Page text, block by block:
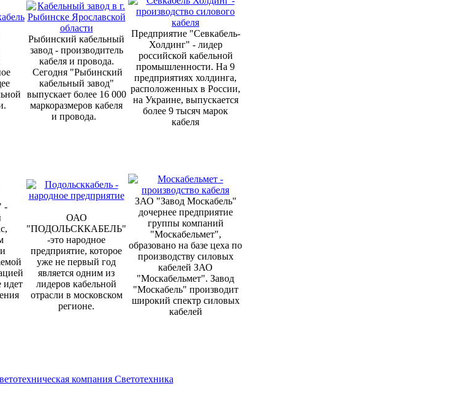
Рыбинский кабельный
завод - производитель
кабеля и провода.
Сегодня "Рыбинский
кабельный завод"
выпускает более 16 000
маркоразмеров кабеля
и провода.
Предприятие "Севкабель-
Холдинг" - лидер
российской кабельной
промышленности. На 9
предприятиях холдинга,
расположенных в России,
на Украине, выпускается
более 9 тысяч марок
кабеля
-
идет
ОАО
"ПОДОЛЬСККАБЕЛЬ"
-это народное
предприятие, которое
уже не первый год
является одним из
лидеров кабельной
отрасли в московском
регионе.
ЗАО "Завод Москабель"
дочернее предприятие
группы компаний
"Москабельмет",
образовано на базе цеха по
производству силовых
кабелей ЗАО
"Москабельмет". Завод
"Москабель" производит
широкий спектр силовых
кабелей